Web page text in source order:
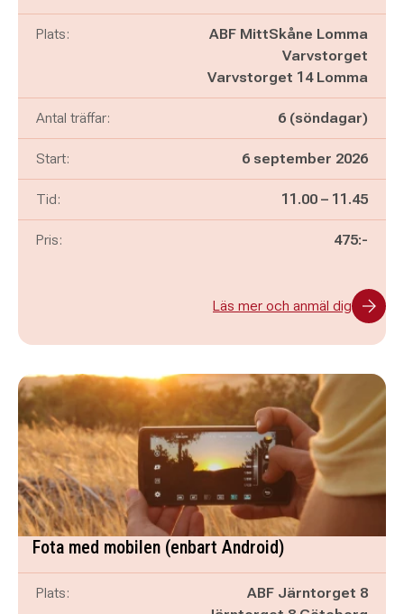
Plats:
ABF MittSkåne Lomma
Varvstorget
Varvstorget 14 Lomma
Antal träffar: 6 (söndagar)
Start: 6 september 2026
Tid: Pågår mellan
11.00 – och
11.45
Pris: 475:-
Läs mer och anmäl dig
Fota med mobilen (enbart Android)
Plats:
ABF Järntorget 8